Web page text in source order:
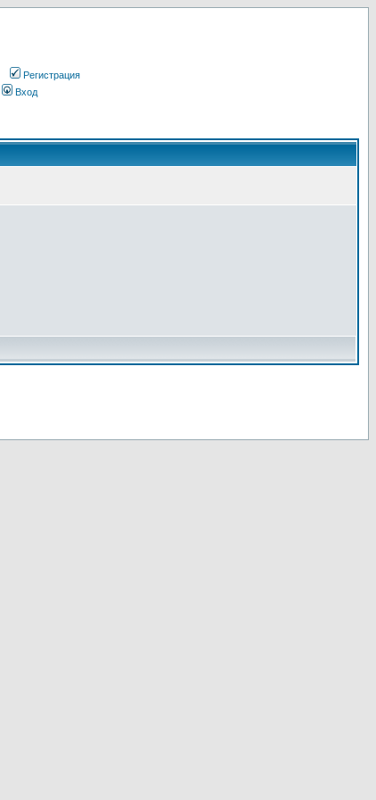
Регистрация
Вход